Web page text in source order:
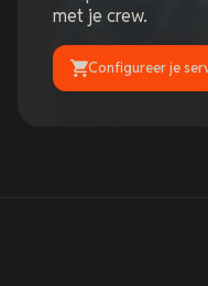
met je crew.
Configureer je